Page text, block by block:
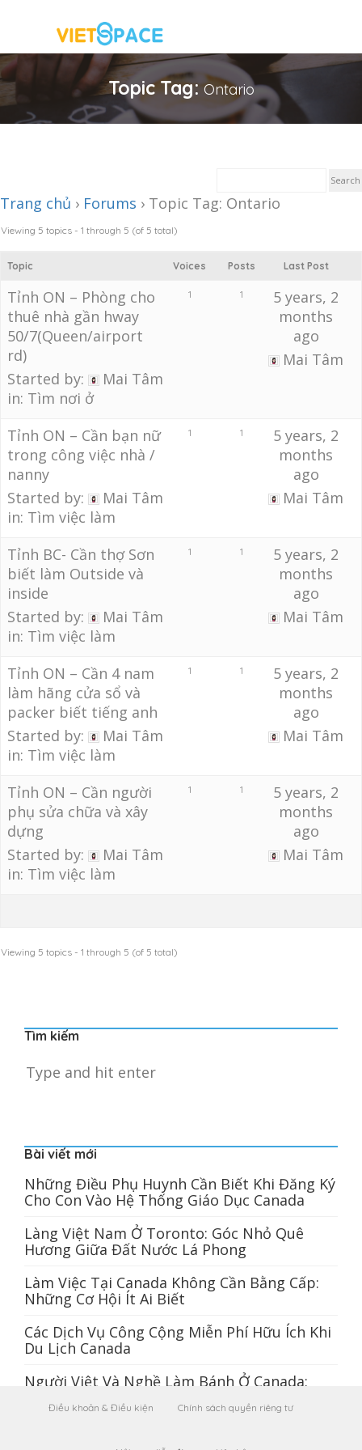
Topic Tag:Ontario
Trang chủ › Forums › Topic Tag: Ontario
Viewing 5 topics - 1 through 5 (of 5 total)
Topic Voices Posts Last Post
Tỉnh ON – Phòng cho
thuê nhà gần hway
50/7(Queen/airport
rd)
Started by:
Mai Tâm
in: Tìm nơi ở
1 1
5 years, 2
months
ago
Mai Tâm
Tỉnh ON – Cần bạn nữ
trong công việc nhà /
nanny
Started by:
Mai Tâm
in: Tìm việc làm
1 1
5 years, 2
months
ago
Mai Tâm
Tỉnh BC- Cần thợ Sơn
biết làm Outside và
inside
Started by:
Mai Tâm
in: Tìm việc làm
1 1
5 years, 2
months
ago
Mai Tâm
Tỉnh ON – Cần 4 nam
làm hãng cửa sổ và
packer biết tiếng anh
Started by:
Mai Tâm
in: Tìm việc làm
1 1
5 years, 2
months
ago
Mai Tâm
Tỉnh ON – Cần người
phụ sửa chữa và xây
dựng
Started by:
Mai Tâm
in: Tìm việc làm
1 1
5 years, 2
months
ago
Mai Tâm
Viewing 5 topics - 1 through 5 (of 5 total)
Tìm kiếm
Bài viết mới
Những Điều Phụ Huynh Cần Biết Khi Đăng Ký
Cho Con Vào Hệ Thống Giáo Dục Canada
Làng Việt Nam Ở Toronto: Góc Nhỏ Quê
Hương Giữa Đất Nước Lá Phong
Làm Việc Tại Canada Không Cần Bằng Cấp:
Những Cơ Hội Ít Ai Biết
Các Dịch Vụ Công Cộng Miễn Phí Hữu Ích Khi
Du Lịch Canada
Người Việt Và Nghề Làm Bánh Ở Canada:
Điều khoản & Điều kiện Chính sách quyền riêng tư